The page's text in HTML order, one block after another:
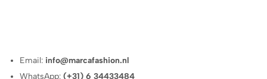
Email: info@marcafashion.nl
WhatsApp:(+31) 6 34433484